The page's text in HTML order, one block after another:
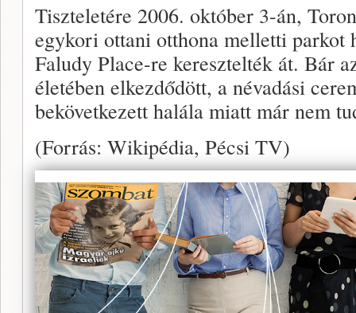
Tiszteletére 2006. október 3-án,
egykori ottani otthona melletti parkot
Faludy Place-re keresztelték át. Bár
életében elkezdődött, a névadási
bekövetkezett halála miatt már nem
(Forrás: Wikipédia, Pécsi TV)